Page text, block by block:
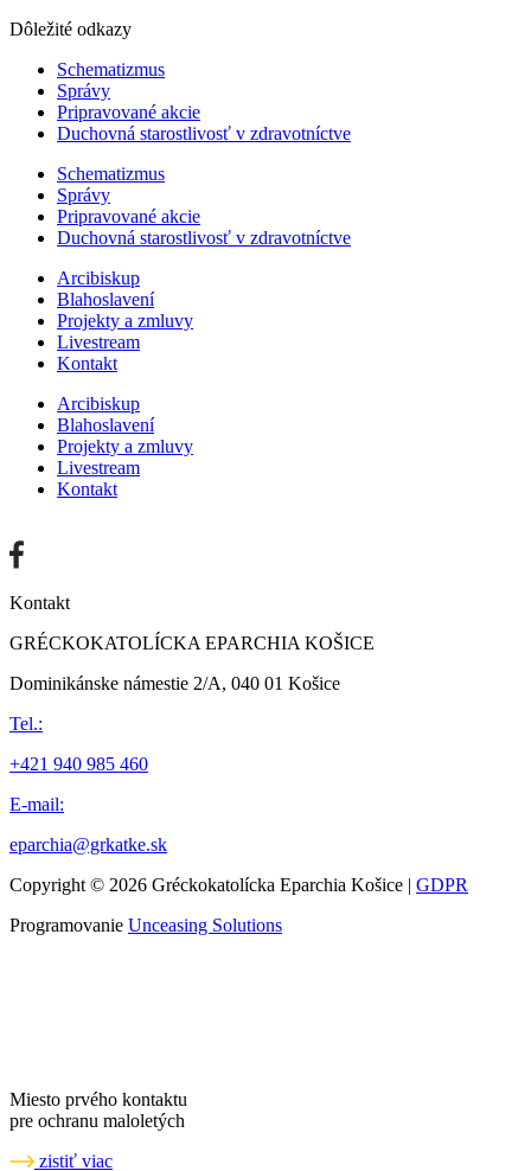
Dôležité odkazy
Schematizmus
Správy
Pripravované akcie
Duchovná starostlivosť v zdravotníctve
Schematizmus
Správy
Pripravované akcie
Duchovná starostlivosť v zdravotníctve
Arcibiskup
Blahoslavení
Projekty a zmluvy
Livestream
Kontakt
Arcibiskup
Blahoslavení
Projekty a zmluvy
Livestream
Kontakt
Kontakt
GRÉCKOKATOLÍCKA EPARCHIA KOŠICE
Dominikánske námestie 2/A, 040 01 Košice
Tel.:
+421 940 985 460
E-mail:
eparchia@grkatke.sk
Copyright © 2026 Gréckokatolícka Eparchia Košice | GDPR
Programovanie Unceasing Solutions
Miesto prvého kontaktu
pre ochranu maloletých
zistiť viac